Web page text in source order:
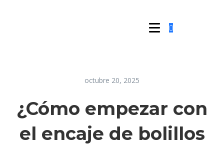
octubre 20, 2025
¿Cómo empezar con
el encaje de bolillos